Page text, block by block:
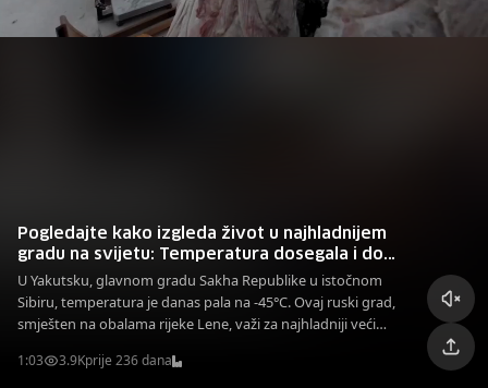
Pogledajte kako izgleda život u najhladnijem
gradu na svijetu: Temperatura dosegala i do
-45C
U Yakutsku, glavnom gradu Sakha Republike u istočnom
Sibiru, temperatura je danas pala na -45°C. Ovaj ruski grad,
smješten na obalama rijeke Lene, važi za najhladniji veći
1:03 3.9Kprije 236 dana